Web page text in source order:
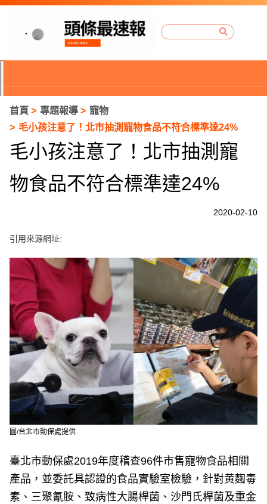
首頁 專題報導
寵物
毛小孩注意了！北市抽測寵物食品不符合標準達24%
毛小孩注意了！北市抽測寵
物食品不符合標準達24%
2020-02-10
引用來源網址:
圖/台北市動保處提供
臺北市動保處2019年度稽查96件市售寵物食品相關
產品，並委託具認證的食品實驗室檢驗，針對黄麴毒
素、三聚氰胺、致病性大腸桿菌、沙門氏桿菌及重金